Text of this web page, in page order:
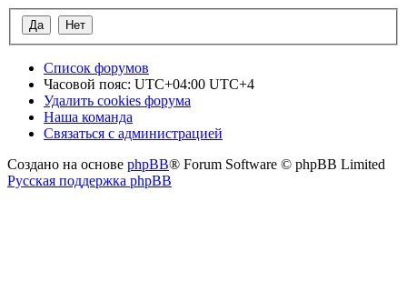
Список форумов
Часовой пояс: UTC+04:00 UTC+4
Удалить cookies форума
Наша команда
Связаться с администрацией
Создано на основе phpBB® Forum Software © phpBB Limited
Русская поддержка phpBB